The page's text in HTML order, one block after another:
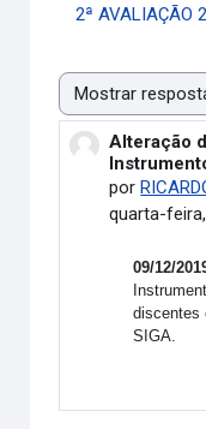
2ª AVALIAÇÃO
Modo de
Alteração
por
quarta-
Número de
09/12/
discentes
SIGA.